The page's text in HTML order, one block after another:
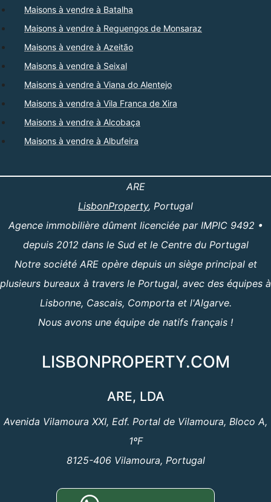
Maisons à vendre à Batalha
Maisons à vendre à Reguengos de Monsaraz
Maisons à vendre à Azeitão
Maisons à vendre à Seixal
Maisons à vendre à Viana do Alentejo
Maisons à vendre à Vila Franca de Xira
Maisons à vendre à Alcobaça
Maisons à vendre à Albufeira
ARE
LisbonProperty, Portugal
Agence immobilière dûment licenciée par IMPIC 9492 •
depuis 2012 dans le Sud et le Centre du Portugal
Notre société ARE opère depuis un siège principal et
plusieurs bureaux à travers le Portugal, avec des équipes à
Lisbonne, Cascais, Comporta et l'Algarve.
Nous avons une équipe de natifs français !
LISBONPROPERTY.COM
ARE, LDA
Avenida Vilamoura XXI, Edf. Portal de Vilamoura, Bloco A,
1ºF
8125-406 Vilamoura, Portugal